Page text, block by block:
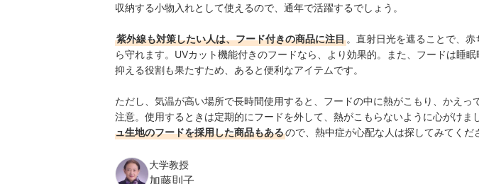
収納する小物入れとして使えるので、通年で活躍するでしょう。
紫外線も対策したい人は、フード付きの商品に注目 。直射日光を遮ることで、
ら守れます。UVカット機能付きのフードなら、より効果的。また、フードは睡
抑える役割も果たすため、あると便利なアイテムです。
ただし、気温が高い場所で長時間使用すると、フードの中に熱がこもり、かえっ
注意。使用するときは定期的にフードを外して、熱がこもらないように心がけま
ュ生地のフードを採用した商品もあるので、熱中症が心配な人は探してみてくだ
大学教授
加藤則子